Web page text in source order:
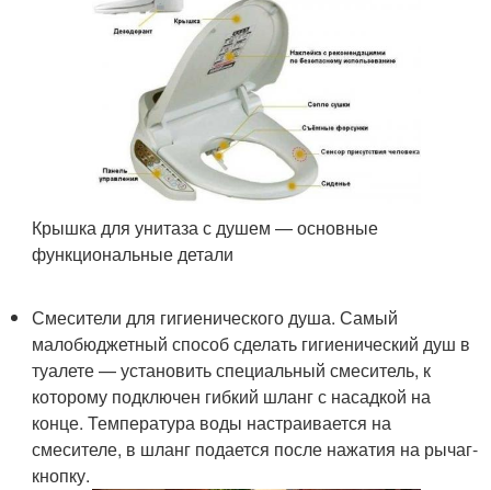
Крышка для унитаза с душем — основные
функциональные детали
Смесители для гигиенического душа. Самый
малобюджетный способ сделать гигиенический душ в
туалете — установить специальный смеситель, к
которому подключен гибкий шланг с насадкой на
конце. Температура воды настраивается на
смесителе, в шланг подается после нажатия на рычаг-
кнопку.